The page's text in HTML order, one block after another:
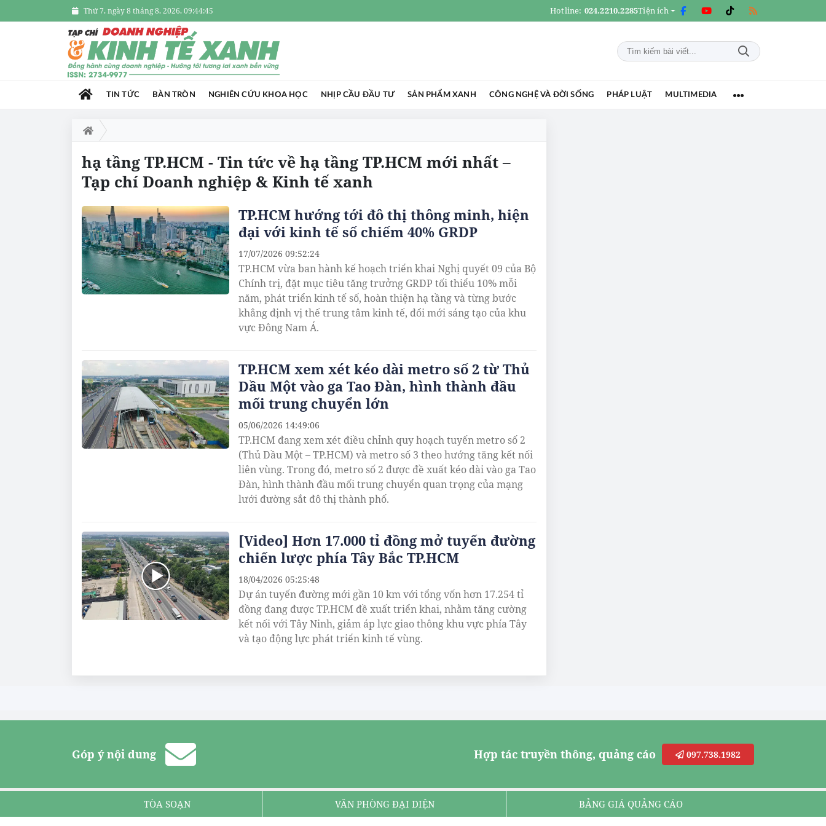
Thứ 7, ngày 8 tháng 8, 2026, 09:44:45 Hotline: 024.2210.2285Tiện ích
TIN TỨC BÀN TRÒN NGHIÊN CỨU KHOA HỌC NHỊP CẦU ĐẦU TƯ SẢN PHẨM XANH CÔNG NGHỆ VÀ ĐỜI SỐNG PHÁP LUẬT MULTIMEDIA
hạ tầng TP.HCM - Tin tức về hạ tầng TP.HCM mới nhất –
Tạp chí Doanh nghiệp & Kinh tế xanh
TP.HCM hướng tới đô thị thông minh, hiện
đại với kinh tế số chiếm 40% GRDP
TP.HCM vừa ban hành kế hoạch triển khai Nghị quyết 09 của Bộ
Chính trị, đặt mục tiêu tăng trưởng GRDP tối thiểu 10% mỗi
năm, phát triển kinh tế số, hoàn thiện hạ tầng và từng bước
khẳng định vị thế trung tâm kinh tế, đổi mới sáng tạo của khu
vực Đông Nam Á.
17/07/2026 09:52:24
TP.HCM xem xét kéo dài metro số 2 từ Thủ
Dầu Một vào ga Tao Đàn, hình thành đầu
mối trung chuyển lớn
TP.HCM đang xem xét điều chỉnh quy hoạch tuyến metro số 2
(Thủ Dầu Một – TP.HCM) và metro số 3 theo hướng tăng kết nối
liên vùng. Trong đó, metro số 2 được đề xuất kéo dài vào ga Tao
Đàn, hình thành đầu mối trung chuyển quan trọng của mạng
lưới đường sắt đô thị thành phố.
05/06/2026 14:49:06
[Video] Hơn 17.000 tỉ đồng mở tuyến đường
chiến lược phía Tây Bắc TP.HCM
Dự án tuyến đường mới gần 10 km với tổng vốn hơn 17.254 tỉ
đồng đang được TP.HCM đề xuất triển khai, nhằm tăng cường
kết nối với Tây Ninh, giảm áp lực giao thông khu vực phía Tây
và tạo động lực phát triển kinh tế vùng.
18/04/2026 05:25:48
Góp ý nội dung Hợp tác truyền thông, quảng cáo 097.738.1982
TÒA SOẠN VĂN PHÒNG ĐẠI DIỆN BẢNG GIÁ QUẢNG CÁO